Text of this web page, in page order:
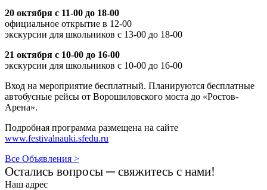
20 октября с 11-00 до 18-00
официальное открытие в 12-00
экскурсии для школьников с 13-00 до 18-00
21 октября с 10-00 до 16-00
экскурсии для школьников с 10-00 до 16-00
Вход на мероприятие бесплатный. Планируются бесплатные
автобусные рейсы от Ворошиловского моста до «Ростов-
Арена».
Подробная программа размещена на сайте
www.festivalnauki.sfedu.ru
Все Объявления >
Остались вопросы ─ свяжитесь с нами!
Наш адрес